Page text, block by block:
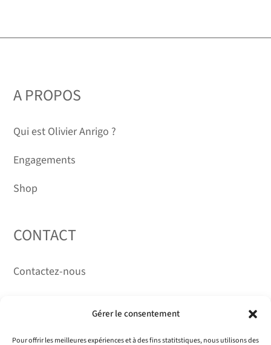
Gérer le consentement
Pour offrir les meilleures expériences et à des fins statitstiques, nous utilisons des
A PROPOS
Qui est Olivier Anrigo ?
Engagements
Shop
CONTACT
Contactez-nous